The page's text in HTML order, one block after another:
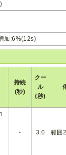
加:6%(12s)
持続
(秒)
クー
ル
(秒)
- 3.0 範囲